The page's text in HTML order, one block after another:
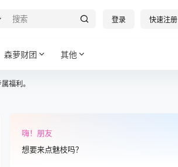
登录 快速注册
森萝财团 其他
福利。
嗨！朋友
想要来点魅枝吗？